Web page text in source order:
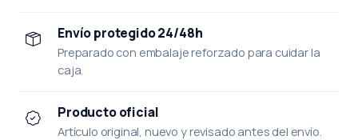
Envío protegido 24/48h
Preparado con embalaje reforzado para cuidar la
caja.
Producto oficial
Artículo original, nuevo y revisado antes del envío.